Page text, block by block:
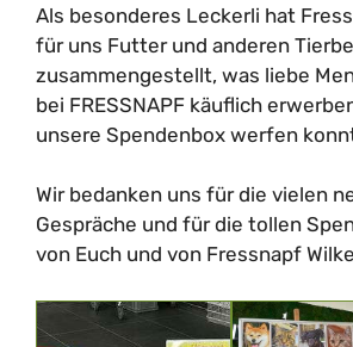
Als besonderes Leckerli hat
für uns Futter und anderen
zusammengestellt, was liebe
bei FRESSNAPF käuflich
unsere Spendenbox werfen
Wir bedanken uns für die vielen
Gespräche und für die tollen
von Euch und von Fressnapf